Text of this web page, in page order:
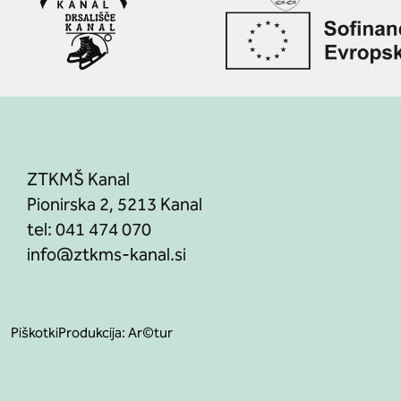
ZTKMŠ Kanal
Pionirska 2, 5213 Kanal
tel:041 474 070
PiškotkiProdukcija:Ar©tur